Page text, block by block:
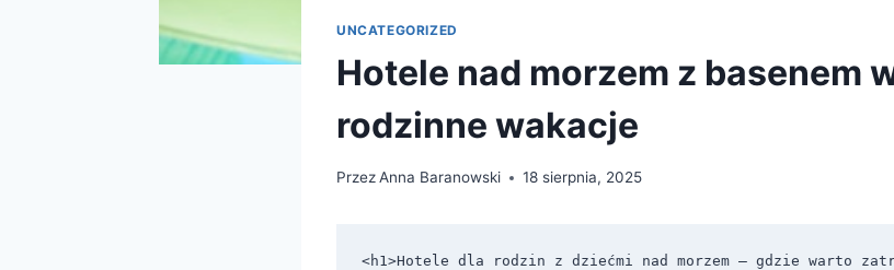
UNCATEGORIZED
Hotele nad morzem z basenem
rodzinne wakacje
PrzezAnna Baranowski 18 sierpnia, 2025
<h1>Hotele dla rodzin z dziećmi nad morzem – gdzie warto